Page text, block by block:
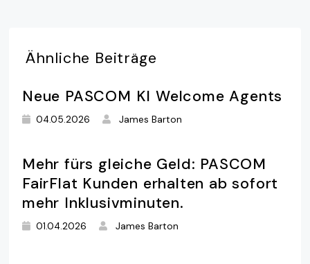
Ähnliche Beiträge
Neue PASCOM KI Welcome Agents
04.05.2026 James Barton
Mehr fürs gleiche Geld: PASCOM
FairFlat Kunden erhalten ab sofort
mehr Inklusivminuten.
01.04.2026 James Barton